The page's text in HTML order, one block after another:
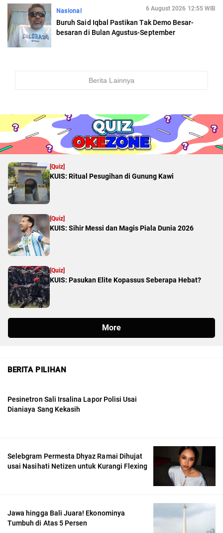
2025
Nasional 6 August 2026 12:55 WIB
Buruh Said Iqbal Pastikan Tak Demo Besar-
besaran di Bulan Agustus-September
Berita Lainnya
BERITA PILIHAN
Pesinetron Sali Irsalina Lapor Polisi Usai
Dianiaya Sang Kekasih
Selebgram Permesta Dhyaz Ramai Dihujat
usai Nasihati Netizen untuk Kurangi Flexing
Jawa hingga Bali Juara! Ekonominya
Tumbuh di Atas 5 Persen